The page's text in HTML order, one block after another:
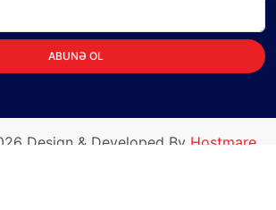
ABUNƏ OL
Design & Developed By Hostmare